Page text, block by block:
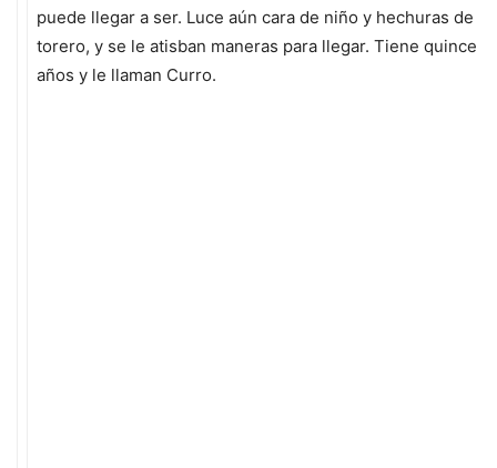
puede llegar a ser. Luce aún cara de niño y hechuras de
torero, y se le atisban maneras para llegar. Tiene quince
años y le llaman Curro.